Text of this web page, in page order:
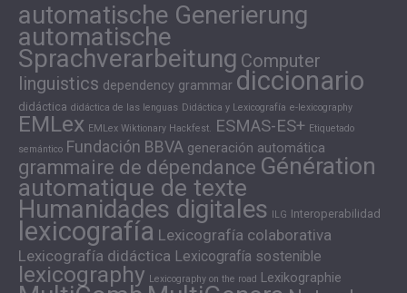
automatische Generierung
automatische
Sprachverarbeitung Computer
linguistics dependency grammar diccionario
didáctica didáctica de las lenguas Didáctica y Lexicografía e-lexicography
EMLex EMLex Wiktionary Hackfest. ESMAS-ES+ Etiquetado
semántico Fundación BBVA generación automática
grammaire de dépendance Génération
automatique de texte
Humanidades digitales ILG Interoperabilidad
lexicografía Lexicografía colaborativa
Lexicografía didáctica Lexicografía sostenible
lexicography Lexicography on the road Lexikographie